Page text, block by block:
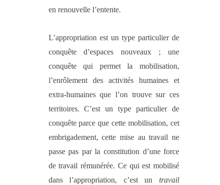
en renouvelle l’entente.
L’appropriation est un type particulier de
conquête d’espaces nouveaux ; une
conquête qui permet la mobilisation,
l’enrôlement des activités humaines et
extra-humaines que l’on trouve sur ces
territoires. C’est un type particulier de
conquête parce que cette mobilisation, cet
embrigadement, cette mise au travail ne
passe pas par la constitution d’une force
de travail rémunérée. Ce qui est mobilisé
dans l’appropriation, c’est untravail